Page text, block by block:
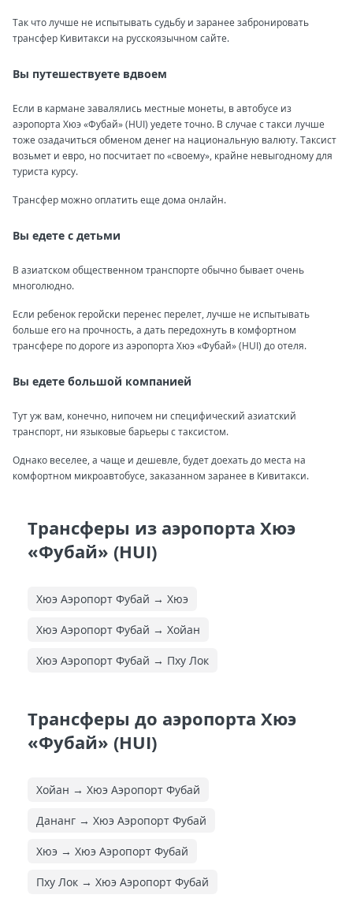
Так что лучше не испытывать судьбу и заранее забронировать
трансфер Кивитакси на русскоязычном сайте.
Вы путешествуете вдвоем
Если в кармане завалялись местные монеты, в автобусе из
аэропорта Хюэ «Фубай» (HUI) уедете точно. В случае с такси лучше
тоже озадачиться обменом денег на национальную валюту. Таксист
возьмет и евро, но посчитает по «своему», крайне невыгодному для
туриста курсу.
Трансфер можно оплатить еще дома онлайн.
Вы едете с детьми
В азиатском общественном транспорте обычно бывает очень
многолюдно.
Если ребенок геройски перенес перелет, лучше не испытывать
больше его на прочность, а дать передохнуть в комфортном
трансфере по дороге из аэропорта Хюэ «Фубай» (HUI) до отеля.
Вы едете большой компанией
Тут уж вам, конечно, нипочем ни специфический азиатский
транспорт, ни языковые барьеры с таксистом.
Однако веселее, а чаще и дешевле, будет доехать до места на
комфортном микроавтобусе, заказанном заранее в Кивитакси.
Трансферы из аэропорта Хюэ
«Фубай» (HUI)
Хюэ Аэропорт Фубай → Хюэ
Хюэ Аэропорт Фубай → Хойан
Хюэ Аэропорт Фубай → Пху Лок
Трансферы до аэропорта Хюэ
«Фубай» (HUI)
Хойан → Хюэ Аэропорт Фубай
Дананг → Хюэ Аэропорт Фубай
Хюэ → Хюэ Аэропорт Фубай
Пху Лок → Хюэ Аэропорт Фубай